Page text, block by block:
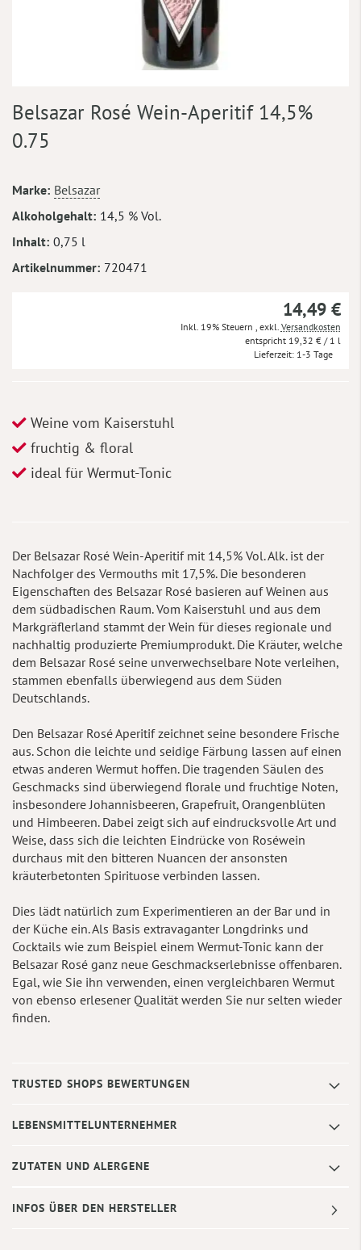
Anfang
der
Bildergalerie
Belsazar Rosé Wein-Aperitif 14,5%
0.75
Mehr
Informationen
Marke Belsazar
Alkoholgehalt 14,5 % Vol.
Inhalt 0,75 l
Artikelnummer 720471
14,49 €
Inkl. 19% Steuern exkl. Versandkosten
19,32 € / 1 l
Lieferzeit 1-3 Tage
Weine vom Kaiserstuhl
fruchtig & floral
ideal für Wermut-Tonic
Der Belsazar Rosé Wein-Aperitif mit 14,5% Vol. Alk. ist der
Nachfolger des Vermouths mit 17,5%. Die besonderen
Eigenschaften des Belsazar Rosé basieren auf Weinen aus
dem südbadischen Raum. Vom Kaiserstuhl und aus dem
Markgräflerland stammt der Wein für dieses regionale und
nachhaltig produzierte Premiumprodukt. Die Kräuter, welche
dem Belsazar Rosé seine unverwechselbare Note verleihen,
stammen ebenfalls überwiegend aus dem Süden
Deutschlands.
Den Belsazar Rosé Aperitif zeichnet seine besondere Frische
aus. Schon die leichte und seidige Färbung lassen auf einen
etwas anderen Wermut hoffen. Die tragenden Säulen des
Geschmacks sind überwiegend florale und fruchtige Noten,
insbesondere Johannisbeeren, Grapefruit, Orangenblüten
und Himbeeren. Dabei zeigt sich auf eindrucksvolle Art und
Weise, dass sich die leichten Eindrücke von Roséwein
durchaus mit den bitteren Nuancen der ansonsten
kräuterbetonten Spirituose verbinden lassen.
Dies lädt natürlich zum Experimentieren an der Bar und in
der Küche ein. Als Basis extravaganter Longdrinks und
Cocktails wie zum Beispiel einem Wermut-Tonic kann der
Belsazar Rosé ganz neue Geschmackserlebnisse offenbaren.
Egal, wie Sie ihn verwenden, einen vergleichbaren Wermut
von ebenso erlesener Qualität werden Sie nur selten wieder
finden.
TRUSTED SHOPS BEWERTUNGEN
LEBENSMITTELUNTERNEHMER
ZUTATEN UND ALERGENE
INFOS ÜBER DEN HERSTELLER